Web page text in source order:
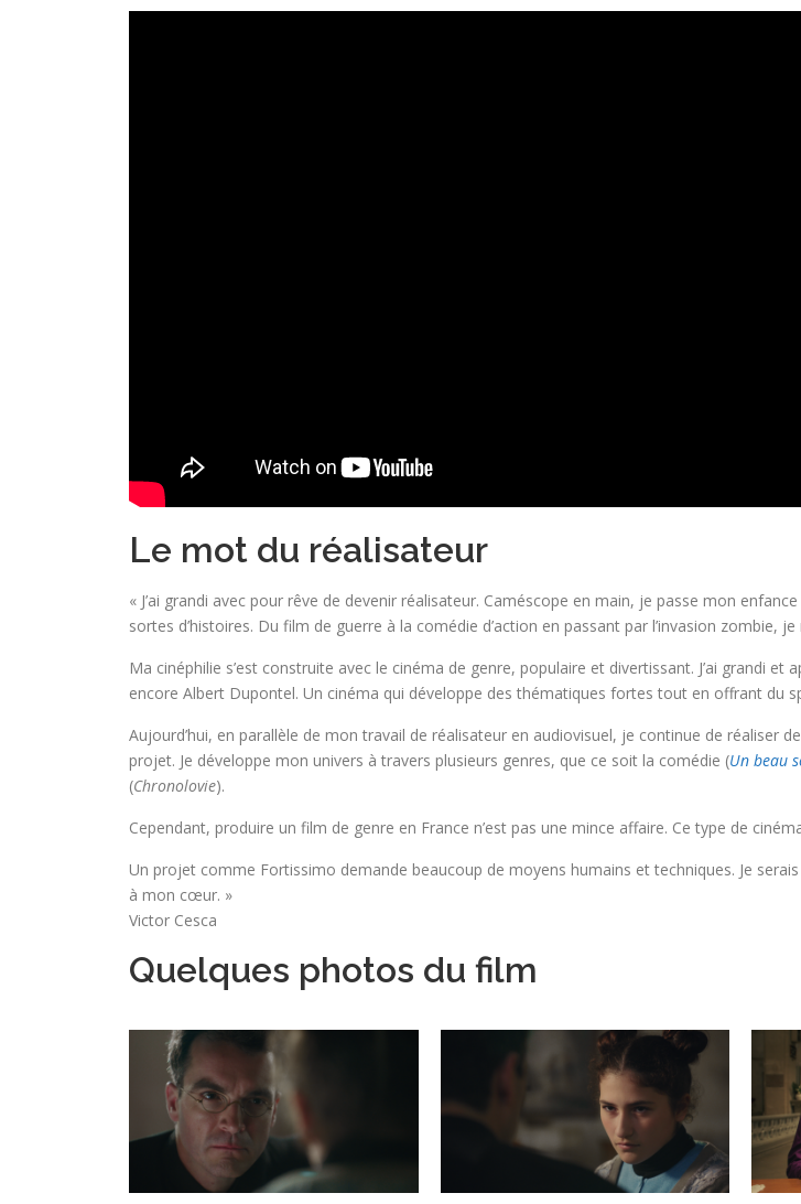
Le mot du réalisateur
« J’ai grandi avec pour rêve de devenir réalisateur. Caméscope en main, je passe mon
sortes d’histoires. Du film de guerre à la comédie d’action en passant par l’invasion zombie,
Ma cinéphilie s’est construite avec le cinéma de genre, populaire et divertissant. J’ai grandi
encore Albert Dupontel. Un cinéma qui développe des thématiques fortes tout en offrant du
Aujourd’hui, en parallèle de mon travail de réalisateur en audiovisuel, je continue de réaliser
projet. Je développe mon univers à travers plusieurs genres, que ce soit la comédie (Un beau
(Chronolovie).
Cependant, produire un film de genre en France n’est pas une mince affaire. Ce type de
Un projet comme Fortissimo demande beaucoup de moyens humains et techniques. Je
à mon cœur. »
Victor Cesca
Quelques photos du film